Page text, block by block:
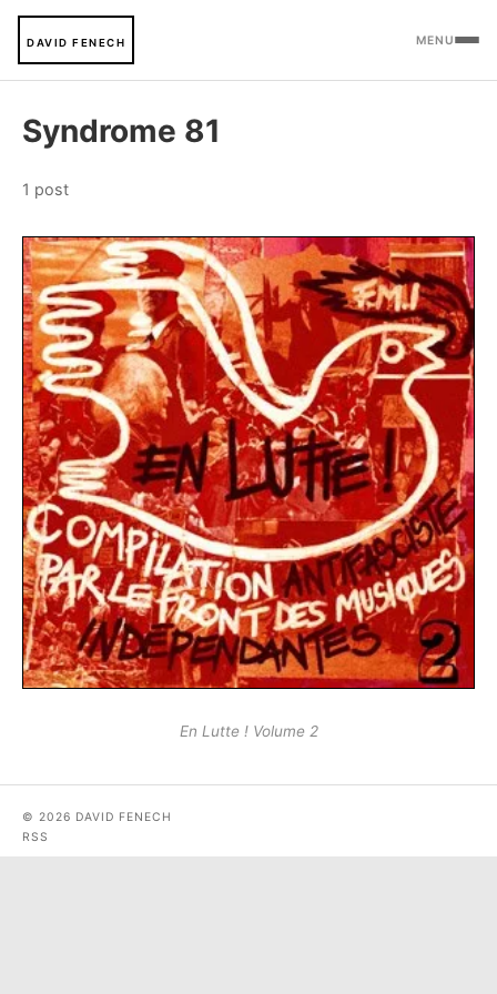
DAVID FENECH MENU
Syndrome 81
1 post
En Lutte ! Volume 2
© 2026 DAVID FENECH
RSS